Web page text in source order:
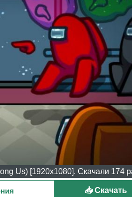
Us) [1920x1080]. Скачали 174
📥 Скачать